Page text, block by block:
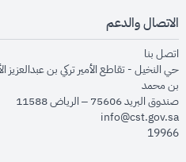
الاتصال والدعم
اتصل بنا
حي النخيل - تقاطع الأمير تركي بن
بن محمد
صندوق البريد 75606 – الرياض 11588
info@cst.gov.sa
19966